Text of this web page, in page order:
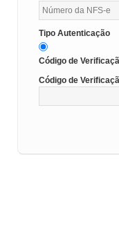
Tipo Autenticação
Código de
Código de